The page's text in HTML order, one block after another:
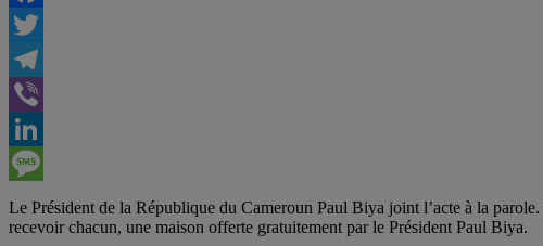
Facebook
Twitter
Telegram
Viber
LinkedIn
Message
Le Président de la République du Cameroun Paul Biya joint l’acte à la
recevoir chacun, une maison offerte gratuitement par le Président Paul Biya.